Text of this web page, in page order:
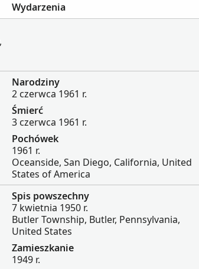
Wydarzenia
Narodziny
2 czerwca 1961 r.
Śmierć
3 czerwca 1961 r.
Pochówek
1961 r.
Oceanside, San Diego, California, United
States of America
Spis powszechny
7 kwietnia 1950 r.
Butler Township, Butler, Pennsylvania,
United States
Zamieszkanie
1949 r.